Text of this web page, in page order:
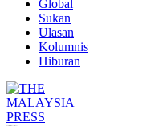
Global
Sukan
Ulasan
Kolumnis
Hiburan